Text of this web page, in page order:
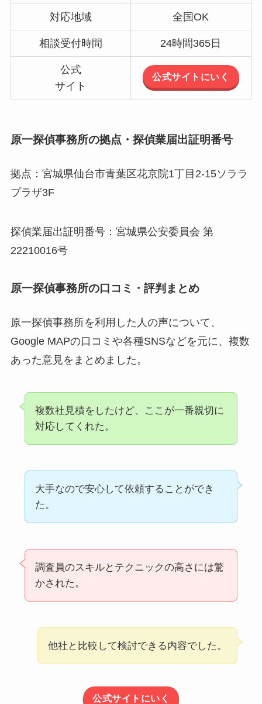
対応地域 全国OK
相談受付時間 24時間365日
公式
サイト
公式サイトにいく
原一探偵事務所の拠点・探偵業届出証明番号
拠点：宮城県仙台市青葉区花京院1丁目2-15ソララ
プラザ3F
探偵業届出証明番号：宮城県公安委員会 第
22210016号
原一探偵事務所の口コミ・評判まとめ
原一探偵事務所を利用した人の声について、
Google MAPの口コミや各種SNSなどを元に、複数
あった意見をまとめました。
複数社見積をしたけど、ここが一番親切に
対応してくれた。
大手なので安心して依頼することができ
た。
調査員のスキルとテクニックの高さには驚
かされた。
他社と比較して検討できる内容でした。
公式サイトにいく